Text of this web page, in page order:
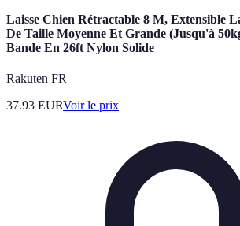
Laisse Chien Rétractable 8 M, Extensible
De Taille Moyenne Et Grande (Jusqu'à
Bande En 26ft Nylon Solide
Rakuten FR
37.93 EURVoir le prix